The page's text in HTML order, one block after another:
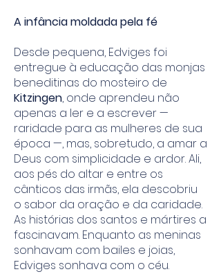
A infância moldada pela fé
Desde pequena, Edviges foi
entregue à educação das monjas
beneditinas do mosteiro de
Kitzingen, onde aprendeu não
apenas a ler e a escrever —
raridade para as mulheres de sua
época —, mas, sobretudo, a amar a
Deus com simplicidade e ardor. Ali,
aos pés do altar e entre os
cânticos das irmãs, ela descobriu
o sabor da oração e da caridade.
As histórias dos santos e mártires a
fascinavam. Enquanto as meninas
sonhavam com bailes e joias,
Edviges sonhava com o céu.